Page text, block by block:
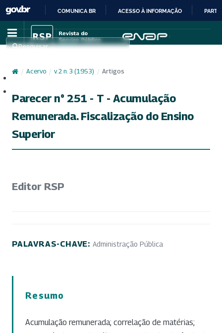
IR
PARA
CONTEÚDO
COMUNICA BR ACESSO À INFORMAÇÃO
Pesquisar
/ Acervo / v. 2 n. 3 (1953) / Artigos
Parecer n° 251 - T - Acumulação
Remunerada. Fiscalização do Ensino
Superior
Editor RSP
PALAVRAS-CHAVE: Administração Pública
Resumo
Acumulação remunerada; correlação de matérias;